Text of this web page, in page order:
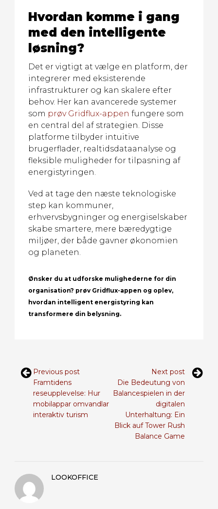
Hvordan komme i gang
med den intelligente
løsning?
Det er vigtigt at vælge en platform, der
integrerer med eksisterende
infrastrukturer og kan skalere efter
behov. Her kan avancerede systemer
som prøv Gridflux-appen fungere som
en central del af strategien. Disse
platforme tilbyder intuitive
brugerflader, realtidsdataanalyse og
fleksible muligheder for tilpasning af
energistyringen.
Ved at tage den næste teknologiske
step kan kommuner,
erhvervsbygninger og energiselskaber
skabe smartere, mere bæredygtige
miljøer, der både gavner økonomien
og planeten.
Ønsker du at udforske mulighederne for din
organisation? prøv Gridflux-appen og oplev,
hvordan intelligent energistyring kan
transformere din belysning.
Previous post
Framtidens
reseupplevelse: Hur
mobilappar omvandlar
interaktiv turism
Next post
Die Bedeutung von
Balancespielen in der
digitalen
Unterhaltung: Ein
Blick auf Tower Rush
Balance Game
LOOKOFFICE